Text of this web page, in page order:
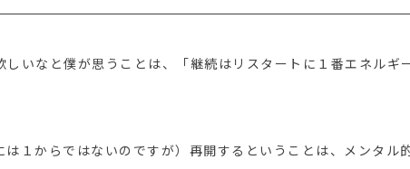
いなと僕が思うことは、「継続はリスタートに１番エネルギ
１からではないのですが）再開するということは、メンタル